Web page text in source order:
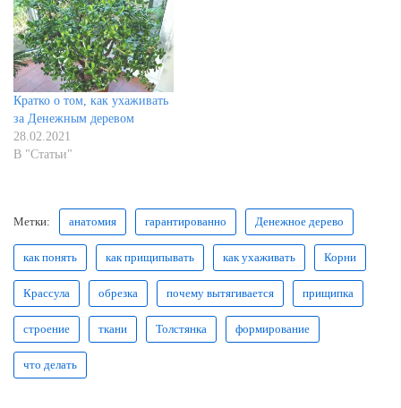
Кратко о том, как ухаживать
за Денежным деревом
28.02.2021
В "Статьи"
Метки: анатомия гарантированно Денежное дерево
как понять как прищипывать как ухаживать Корни
Крассула обрезка почему вытягивается прищипка
строение ткани Толстянка формирование
что делать